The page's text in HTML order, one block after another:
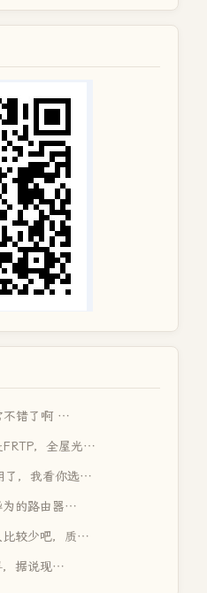
不错了啊 …
FRTP，全屋光…
了，我看你选…
为的路由器…
比较少吧，质…
，据说现…